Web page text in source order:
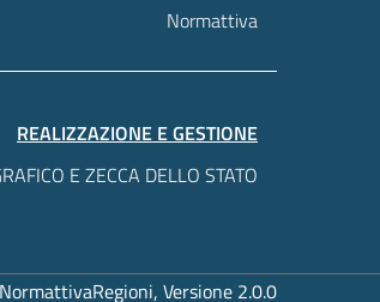
Normattiva
REALIZZAZIONE E GESTIONE
E ZECCA DELLO STATO
Versione 2.0.0